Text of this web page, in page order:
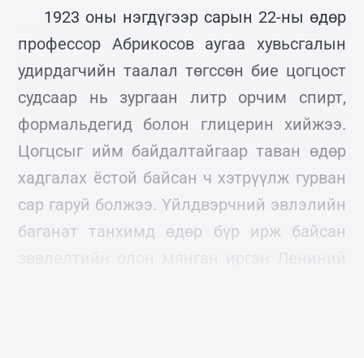
1923 оны нэгдүгээр сарын 22-ны өдөр
профессор Абрикосов аугаа хувьсгалын
удирдагчийн таалал төгссөн бие цогцост
судсаар нь зургаан литр орчим спирт,
формальдегид болон глицерин хийжээ.
Цогцсыг ийм байдалтайгаар таван өдөр
хадгалах ёстой байсан ч хэтрүүлж гурван
сар гаруй болжээ. Үйлдвэрчний эвлэлийн
баганат танхимд өдөр бүр ирж байсан